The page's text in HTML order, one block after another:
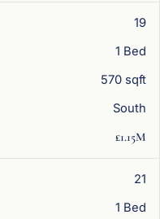
19
1 Bed
570 sqft
South
£1.15M
21
1 Bed